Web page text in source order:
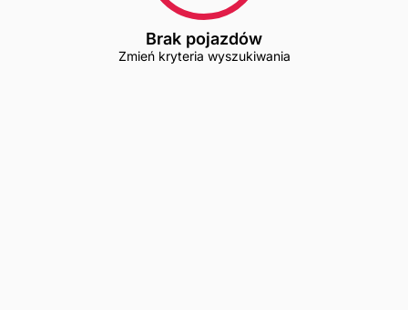
Brak pojazdów
Zmień kryteria wyszukiwania